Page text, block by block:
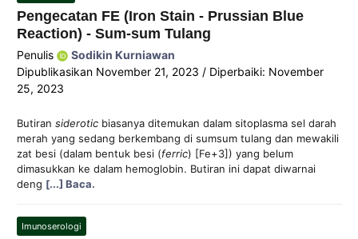
Pengecatan FE (Iron Stain - Prussian Blue
Reaction) - Sum-sum Tulang
Penulis
Sodikin Kurniawan
Dipublikasikan November 21, 2023 / Diperbaiki: November
25, 2023
Butiran sideroticbiasanya ditemukan dalam sitoplasma sel darah
merah yang sedang berkembang di sumsum tulang dan mewakili
zat besi (dalam bentuk besi (ferric) [Fe+3]) yang belum
dimasukkan ke dalam hemoglobin. Butiran ini dapat diwarnai
deng [...] Baca.
Imunoserologi